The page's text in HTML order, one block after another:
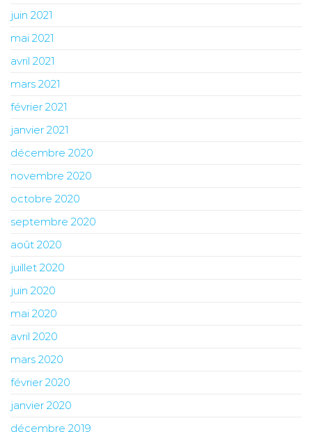
juin 2021
mai 2021
avril 2021
mars 2021
février 2021
janvier 2021
décembre 2020
novembre 2020
octobre 2020
septembre 2020
août 2020
juillet 2020
juin 2020
mai 2020
avril 2020
mars 2020
février 2020
janvier 2020
décembre 2019